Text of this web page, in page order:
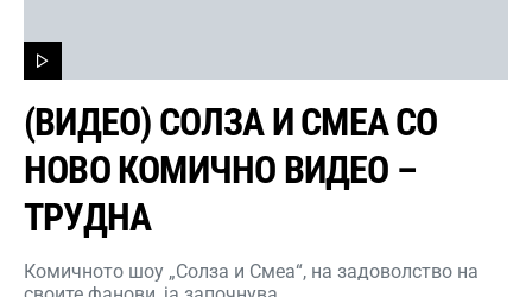
(ВИДЕО) СОЛЗА И СМЕА СО
НОВО КОМИЧНО ВИДЕО –
ТРУДНА
Комичното шоу „Солза и Смеа“, на задоволство на